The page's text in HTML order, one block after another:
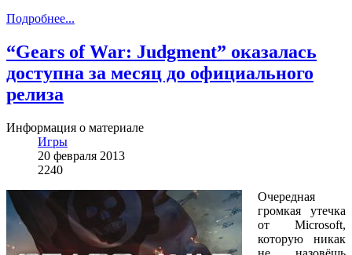
Подробнее...
“Gears of War: Judgment” оказалась
доступна за месяц до официального
релиза
Информация о материале
Игры
20 февраля 2013
2240
Очередная
громкая утечка
от Microsoft,
которую никак